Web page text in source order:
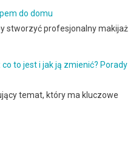
do domu
stworzyć profesjonalny makijaż
co to jest i jak ją zmienić? Porady
temat, który ma kluczowe